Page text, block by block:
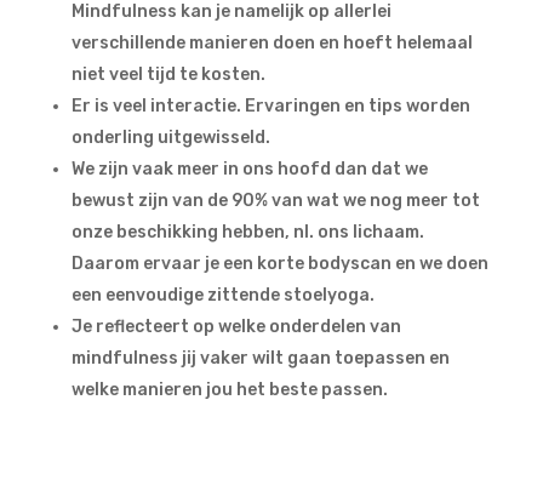
Mindfulness kan je namelijk op allerlei
verschillende manieren doen en hoeft helemaal
niet veel tijd te kosten.
Er is veel interactie. Ervaringen en tips worden
onderling uitgewisseld.
We zijn vaak meer in ons hoofd dan dat we
bewust zijn van de 90% van wat we nog meer tot
onze beschikking hebben, nl. ons lichaam.
Daarom ervaar je een korte bodyscan en we doen
een eenvoudige zittende stoelyoga.
Je reflecteert op welke onderdelen van
mindfulness jij vaker wilt gaan toepassen en
welke manieren jou het beste passen.